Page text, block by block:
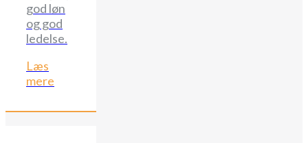
god løn
og god
ledelse.
Læs
mere